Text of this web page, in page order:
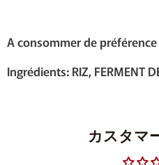
A consommer de
Ingrédients: RIZ, FERMENT
カスタマ